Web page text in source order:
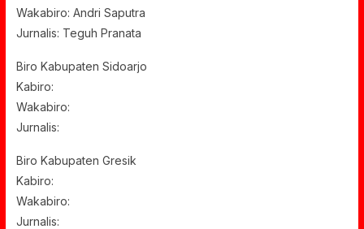
Wakabiro: Andri Saputra
Jurnalis: Teguh Pranata
Biro Kabupaten Sidoarjo
Kabiro:
Wakabiro:
Jurnalis:
Biro Kabupaten Gresik
Kabiro:
Wakabiro:
Jurnalis: